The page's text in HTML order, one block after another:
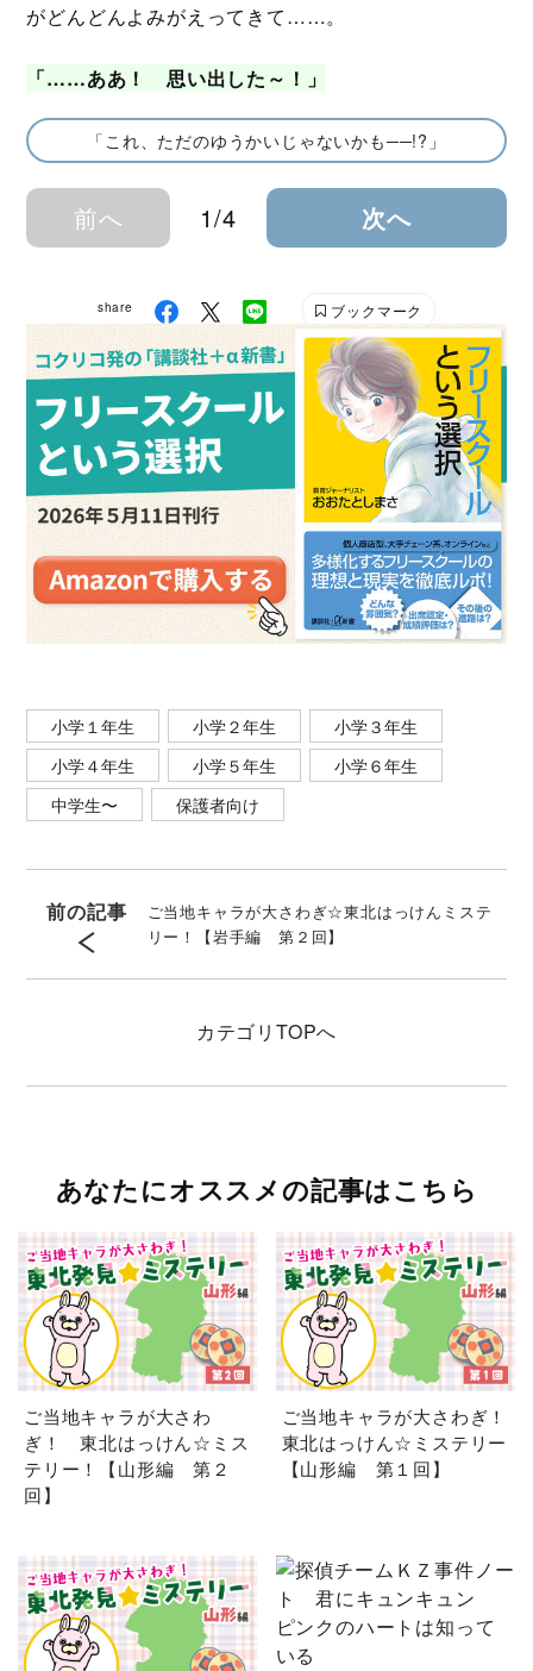
がどんどんよみがえってきて……。
「……ああ！ 思い出した～！」
「これ、ただのゆうかいじゃないかも──!?」
前へ 1/4 次へ
share ブックマーク
小学１年生 小学２年生
小学３年生
小学４年生
小学５年生
小学６年生
中学生〜
保護者向け
前の記事
ご当地キャラが大さわぎ☆東北はっけんミステ
リー！【岩手編 第２回】
カテゴリ TOPへ
あなたにオススメの記事はこちら
ご当地キャラが大さわ
ぎ！ 東北はっけん☆ミス
テリー！【山形編 第２
回】
ご当地キャラが大さわぎ！
東北はっけん☆ミステリー
【山形編 第１回】